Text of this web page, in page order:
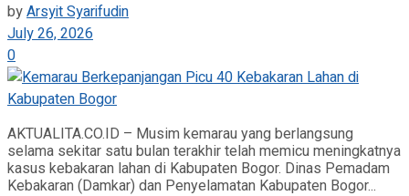
byArsyit Syarifudin
July 26, 2026
0
AKTUALITA.CO.ID – Musim kemarau yang berlangsung
selama sekitar satu bulan terakhir telah memicu meningkatnya
kasus kebakaran lahan di Kabupaten Bogor. Dinas Pemadam
Kebakaran (Damkar) dan Penyelamatan Kabupaten Bogor...